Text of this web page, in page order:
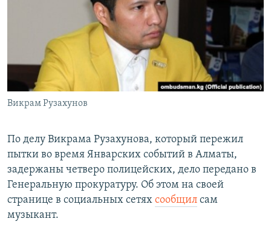
Викрам Рузахунов
По делу Викрама Рузахунова, который пережил
пытки во время Январских событий в Алматы,
задержаны четверо полицейских, дело передано в
Генеральную прокуратуру. Об этом на своей
странице в социальных сетях сообщил сам
музыкант.